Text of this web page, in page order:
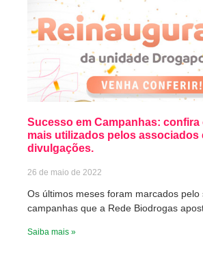
Sucesso em Campanhas:
mais utilizados pelos associados
divulgações.
26 de maio de 2022
Os últimos meses foram marcados pelo
campanhas que a Rede Biodrogas
Saiba mais »